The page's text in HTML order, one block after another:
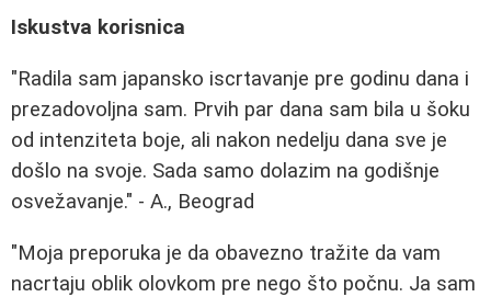
Iskustva korisnica
"Radila sam japansko iscrtavanje pre godinu dana i
prezadovoljna sam. Prvih par dana sam bila u šoku
od intenziteta boje, ali nakon nedelju dana sve je
došlo na svoje. Sada samo dolazim na godišnje
osvežavanje." - A., Beograd
"Moja preporuka je da obavezno tražite da vam
nacrtaju oblik olovkom pre nego što počnu. Ja sam